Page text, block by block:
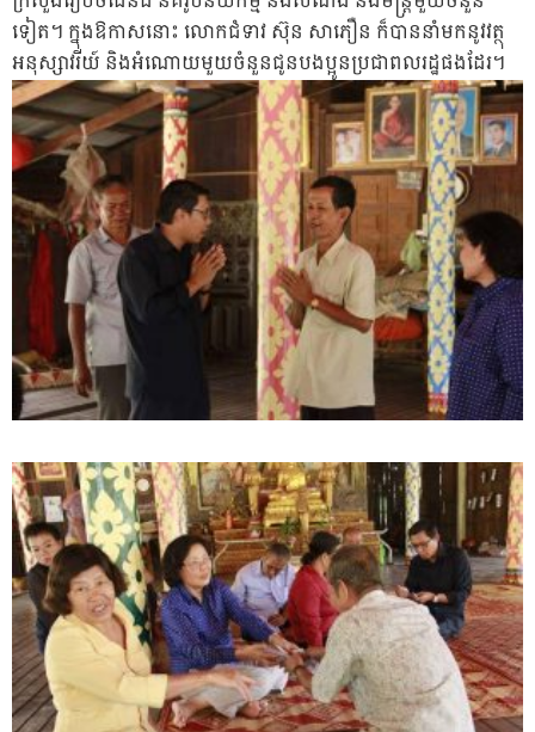
ទៀត។ ក្នុងឱកាសនោះ លោកជំទាវ ស៊ុន សាភឿន ក៏បាននាំមកនូវវត្ថុ
អនុស្សាវរីយ៍ និងអំណោយមួយចំនួនជូនបងប្អូនប្រជាពលរដ្ឋផងដែរ។